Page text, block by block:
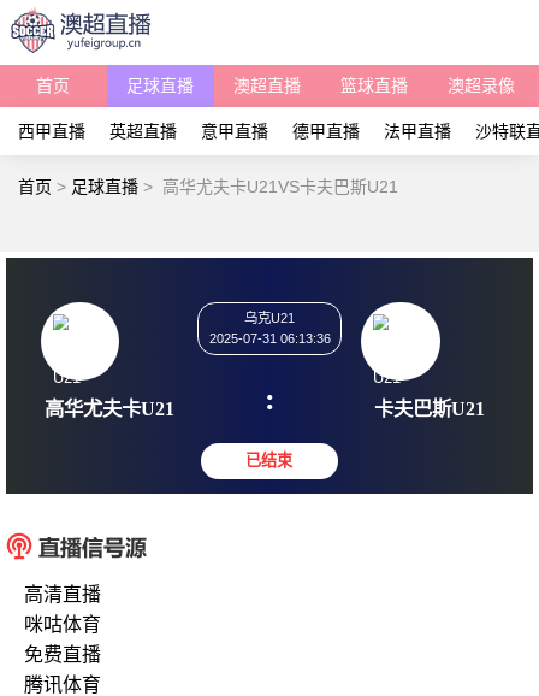
首页 足球直播 澳超直播 篮球直播 澳超录像
西甲直播 英超直播 意甲直播 德甲直播 法甲直播 沙特联
首页 > 足球直播 > 高华尤夫卡U21VS卡夫巴斯U21
高华尤夫卡U21
2025-07-31 06:13:36
: 卡夫巴
高清直播
咪咕体育
免费直播
腾讯体育